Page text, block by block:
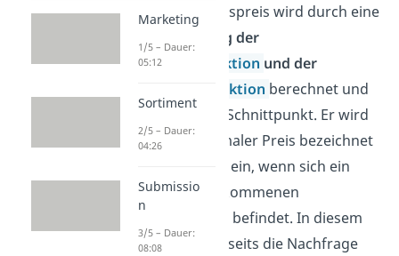
Gleichgewichtspreis wird durch eine
Gleichsetzung der
Angebotsfunktion und der
Nachfragefunktion berechnet und
liegt in deren Schnittpunkt. Er wird
auch als optimaler Preis bezeichnet
und stellt sich ein, wenn sich ein
Markt im vollkommenen
Gleichgewicht befindet. In diesem
Fall wird einerseits die Nachfrage
Marketing
1/5 – Dauer:
05:12
Sortiment
2/5 – Dauer:
04:26
Submissio
n
3/5 – Dauer:
08:08